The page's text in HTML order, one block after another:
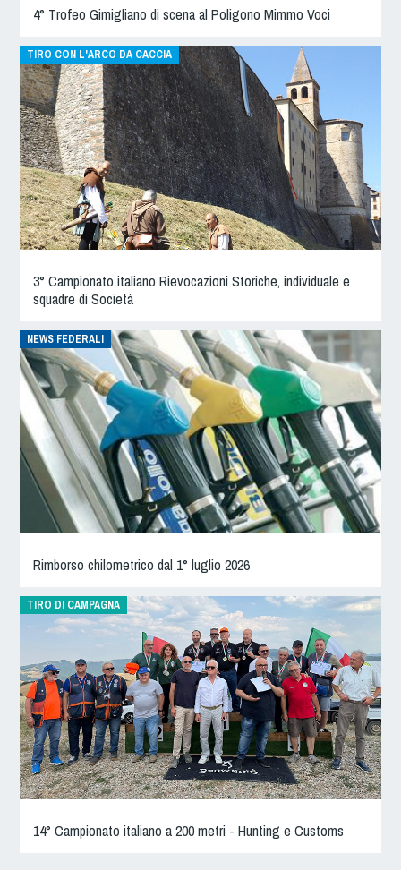
4° Trofeo Gimigliano di scena al Poligono Mimmo Voci
TIRO CON L'ARCO DA CACCIA
3° Campionato italiano Rievocazioni Storiche, individuale e
squadre di Società
NEWS FEDERALI
Rimborso chilometrico dal 1° luglio 2026
TIRO DI CAMPAGNA
14° Campionato italiano a 200 metri - Hunting e Customs